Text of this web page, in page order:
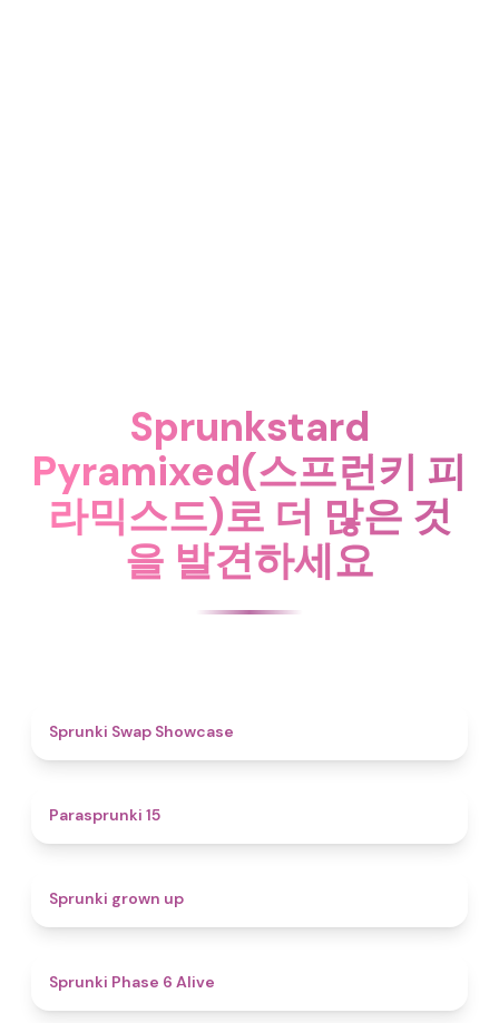
Sprunkstard
Pyramixed(스프런키 피
라믹스드)로 더 많은 것
을 발견하세요
Sprunki Swap Showcase
Parasprunki 15
Sprunki grown up
Sprunki Phase 6 Alive